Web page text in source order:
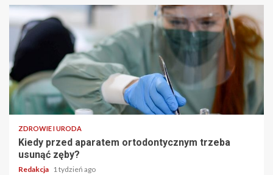
ZDROWIE I URODA
Kiedy przed aparatem ortodontycznym trzeba
usunąć zęby?
Redakcja 1 tydzień ago